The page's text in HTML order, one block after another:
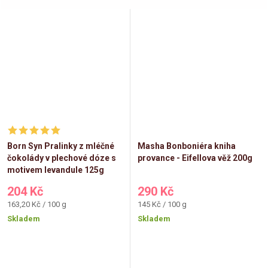
Born Syn Pralinky z mléčné
čokolády v plechové dóze s
motivem levandule 125g
204 Kč
Měrná
cena:
163,20 Kč / 100 g
Skladem
Masha Bonboniéra kniha
provance - Eifellova věž 200g
290 Kč
Měrná
cena:
145 Kč / 100 g
Skladem